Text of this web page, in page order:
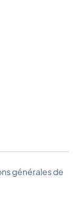
générales de